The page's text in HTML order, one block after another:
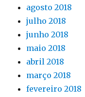
agosto 2018
julho 2018
junho 2018
maio 2018
abril 2018
março 2018
fevereiro 2018